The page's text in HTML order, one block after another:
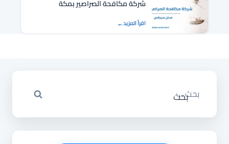
شركة مكافحة الصراصير بمكة
اقرأ المزيد
البحث
عن: